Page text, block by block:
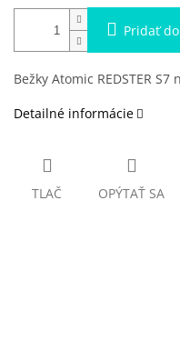
Pridať
Bežky Atomic REDSTER S7
Detailné informácie
TLAČ OPÝTAŤ SA